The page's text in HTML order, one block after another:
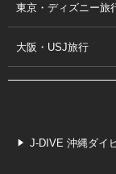
東京・ディズニー旅
大阪・USJ旅行
J-DIVE 沖縄ダイ